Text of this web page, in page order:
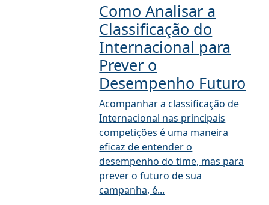
Como Analisar a
Classificação do
Internacional para
Prever o
Desempenho Futuro
Acompanhar a classificação de
Internacional nas principais
competições é uma maneira
eficaz de entender o
desempenho do time, mas para
prever o futuro de sua
campanha, é...